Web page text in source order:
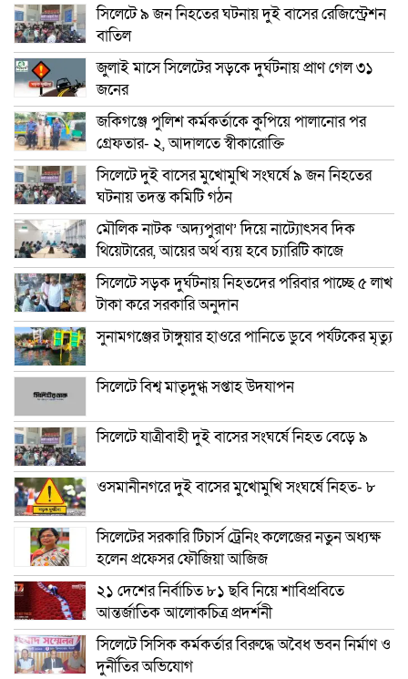
সিলেটে ৯ জন নিহতের ঘটনায় দুই বাসের রেজিস্ট্রেশন
বাতিল
জুলাই মাসে সিলেটের সড়কে দুর্ঘটনায় প্রাণ গেল ৩১
জনের
জকিগঞ্জে পুলিশ কর্মকর্তাকে কুপিয়ে পালানোর পর
গ্রেফতার- ২, আদালতে স্বীকারোক্তি
সিলেটে দুই বাসের মুখোমুখি সংঘর্ষে ৯ জন নিহতের
ঘটনায় তদন্ত কমিটি গঠন
মৌলিক নাটক ‘অদ্যপুরাণ’ দিয়ে নাট্যোৎসব দিক
থিয়েটারের, আয়ের অর্থ ব্যয় হবে চ্যারিটি কাজে
সিলেটে সড়ক দুর্ঘটনায় নিহতদের পরিবার পাচ্ছে ৫ লাখ
টাকা করে সরকারি অনুদান
সুনামগঞ্জের টাঙ্গুয়ার হাওরে পানিতে ডুবে পর্যটকের মৃত্যু
সিলেটে বিশ্ব মাতৃদুগ্ধ সপ্তাহ উদযাপন
সিলেটে যাত্রীবাহী দুই বাসের সংঘর্ষে নিহত বেড়ে ৯
ওসমানীনগরে দুই বাসের মুখোমুখি সংঘর্ষে নিহত- ৮
সিলেটের সরকারি টিচার্স ট্রেনিং কলেজের নতুন অধ্যক্ষ
হলেন প্রফেসর ফৌজিয়া আজিজ
২১ দেশের নির্বাচিত ৮১ ছবি নিয়ে শাবিপ্রবিতে
আন্তর্জাতিক আলোকচিত্র প্রদর্শনী
সিলেটে সিসিক কর্মকর্তার বিরুদ্ধে অবৈধ ভবন নির্মাণ ও
দুর্নীতির অভিযোগ